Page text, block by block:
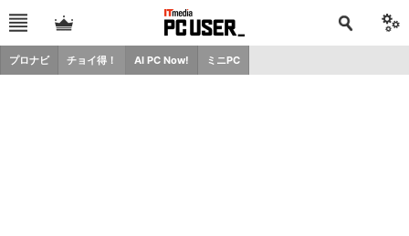
プロナビ チョイ得！ AI PC Now! ミニPC